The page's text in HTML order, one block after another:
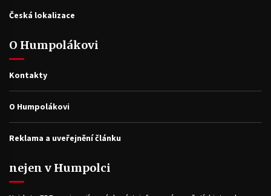
Česká lokalizace
O Humpolákovi
Kontakty
O Humpolákovi
Reklama a uveřejnění článku
nejen v Humpolci